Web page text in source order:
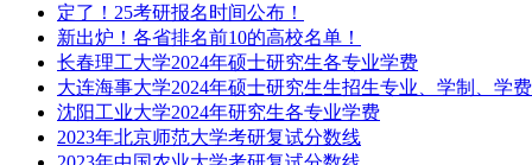
定了！25考研报名时间公布！
新出炉！各省排名前10的高校名单！
长春理工大学2024年硕士研究生各专业学费
大连海事大学2024年硕士研究生生招生专业、学制、学
沈阳工业大学2024年研究生各专业学费
2023年北京师范大学考研复试分数线